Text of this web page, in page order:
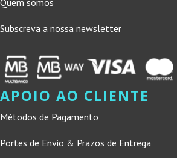
Quem somos
Subscreva a nossa newsletter
APOIO AO CLIENTE
Métodos de Pagamento
Portes de Envio & Prazos de Entrega